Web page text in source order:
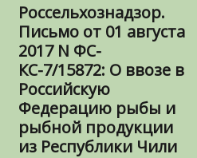
Россельхознадзор.
Письмо от 01 августа
2017 N ФС-
КС-7/15872: О ввозе в
Российскую
Федерацию рыбы и
рыбной продукции
из Республики Чили